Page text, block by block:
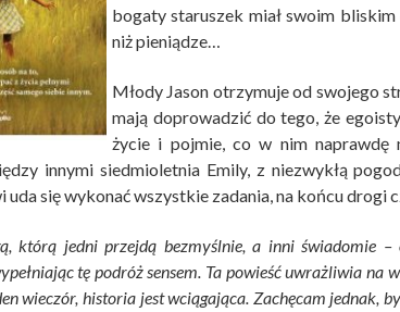
bogaty staruszek miał swoim
niż pieniądze…
Młody Jason otrzymuje od swojego
mają doprowadzić do tego, że
życie i pojmie, co w nim naprawdę
innymi siedmioletnia Emily, z niezwykłą
uda się wykonać wszystkie zadania, na końcu drogi
którą jedni przejdą bezmyślnie, a inni świadomie –
tę podróż sensem. Ta powieść uwrażliwia na
wieczór, historia jest wciągająca. Zachęcam jednak,